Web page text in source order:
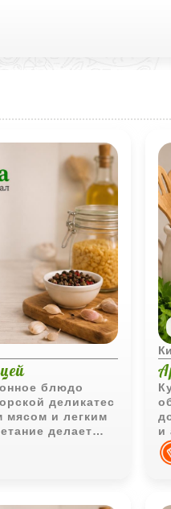
блюдо
деликатес
мясом и легким
делает
по вкусу.
и